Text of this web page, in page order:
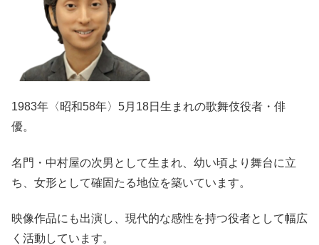
1983年〈昭和58年〉5月18日生まれの歌舞伎役者・俳
優。
名門・中村屋の次男として生まれ、幼い頃より舞台に立
ち、女形として確固たる地位を築いています。
映像作品にも出演し、現代的な感性を持つ役者として幅広
く活動しています。